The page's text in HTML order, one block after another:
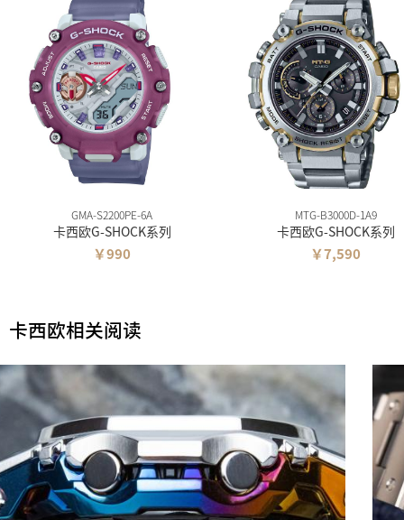
GMA-S2200PE-6A
卡西欧G-SHOCK系列
￥990
MTG-B3000D-1A9
卡西欧G-SHOCK系列
￥7,590
卡西欧相关阅读